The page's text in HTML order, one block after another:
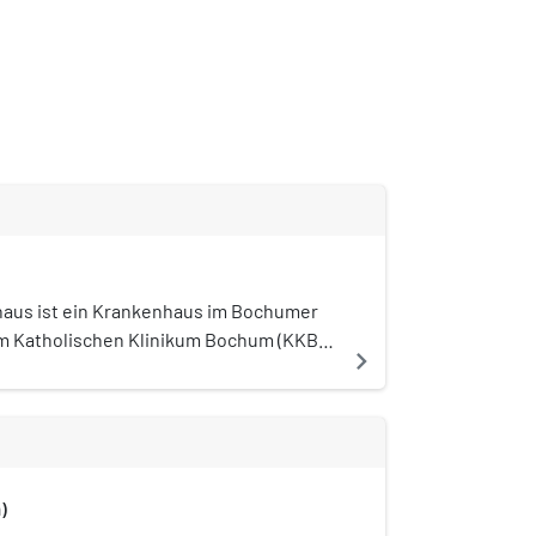
ist ein Krankenhaus im Bochumer
Klinikum Bochum (KKB).
Angehörigen. Im Jahr 2018 wurden
navigate_next